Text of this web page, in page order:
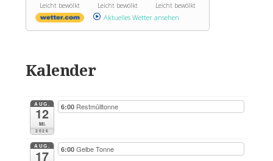
Leicht bewölkt
Leicht bewölkt
Leicht bewölkt
Aktuelles Wetter ansehen
Kalender
AUG.
12
Mi.
2026
6:00 Restmülltonne
AUG.
17 6:00Gelbe Tonne